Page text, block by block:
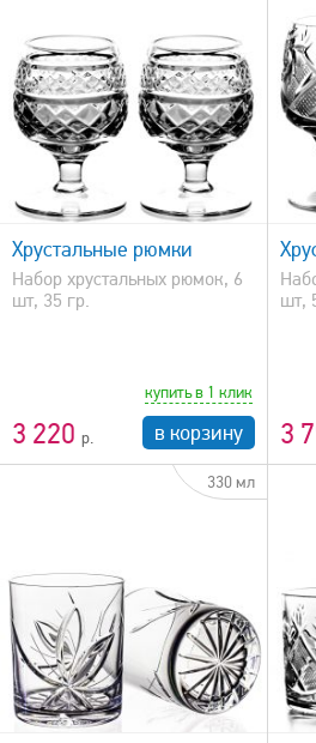
Хрустальные рюмки
Набор хрустальных рюмок, 6
шт, 35 гр.
3 220
купить в 1 клик
в корзину
быстрый просмотр
шт,
3
330 мл
быстрый просмотр